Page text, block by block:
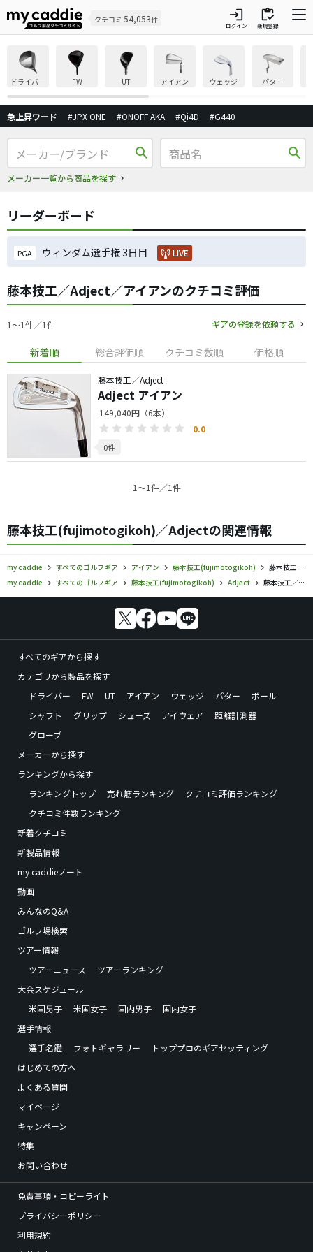
クチコミ 54,053件 login
ログイン
inventory
新規登録
ドライバー FW UT アイアン ウェッジ パター
急上昇ワード #JPX ONE #ONOFF AKA #Qi4D #G440
search
メーカー一覧から商品を探す
search
リーダーボード
PGA ウィンダム選手権 3日目 LIVE
藤本技工／Adject／アイアンのクチコミ評価
1〜1件／1件 ギアの登録を依頼する
新着順 総合評価順 クチコミ数順 価格順
藤本技工／Adject
Adject アイアン
149,040円（6本）
0.0
0件
1〜1件／1件
藤本技工(fujimotogikoh)／Adjectの関連情報
my caddie すべてのゴルフギア アイアン 藤本技工(fujimotogikoh)
藤本技工／Adject／アイアンの口コミ評価
my caddie
すべてのゴルフギア 藤本技工(fujimotogikoh) Adject 藤本技工／Adject／アイアンの口コミ評価
すべてのギアから探す
カテゴリから製品を探す
ドライバー
FW UT アイアン ウェッジ パター
ボール
シャフト
グリップ シューズ アイウェア
距離計測器
グローブ
メーカーから探す
ランキングから探す
ランキングトップ
売れ筋ランキング
クチコミ評価ランキング
クチコミ件数ランキング
新着クチコミ
新製品情報
my caddieノート
動画
みんなのQ&A
ゴルフ場検索
ツアー情報
ツアーニュース
ツアーランキング
大会スケジュール
米国男子
米国女子 国内男子
国内女子
選手情報
選手名鑑
フォトギャラリー
トッププロのギアセッティング
はじめての方へ
よくある質問
マイページ
キャンペーン
特集
お問い合わせ
免責事項・コピーライト
プライバシーポリシー
利用規約